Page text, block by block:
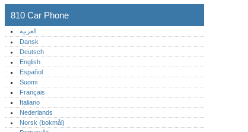
810 Car Phone
العربية
Dansk
Deutsch
English
Español
Suomi
Français
Italiano
Nederlands
Norsk (bokmål)‎